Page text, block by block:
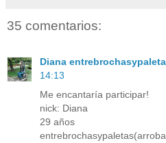
35 comentarios:
Diana
14:13
Me encantaría participar!
nick: Diana
29 años